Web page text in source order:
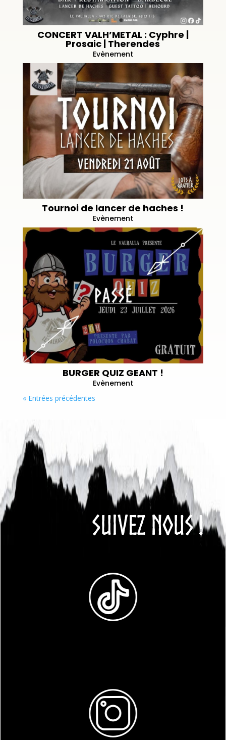
CONCERT VALH’METAL : Cyphre |
Prosaic | Therendes
Evènement
Tournoi de lancer de haches !
Evènement
BURGER QUIZ GEANT !
Evènement
« Entrées précédentes
SUIVEZ NOUS !